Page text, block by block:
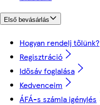
Első bevásárlás
Hogyan rendelj tőlünk?
Regisztráció
Idősáv foglalása
Kedvenceim
ÁFÁ-s számla igénylés